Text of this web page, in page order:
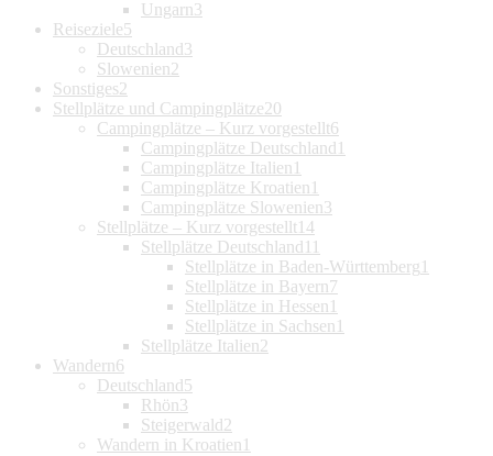
Ungarn3
Reiseziele5
Deutschland3
Slowenien2
Sonstiges2
Stellplätze und Campingplätze20
Campingplätze – Kurz vorgestellt6
Campingplätze Deutschland 1
Campingplätze Italien 1
Campingplätze Kroatien 1
Campingplätze Slowenien3
Stellplätze – Kurz vorgestellt 14
Stellplätze Deutschland 11
Stellplätze in Baden-Württemberg 1
Stellplätze in Bayern7
Stellplätze in Hessen 1
Stellplätze in Sachsen 1
Stellplätze Italien2
Wandern6
Deutschland5
Rhön3
Steigerwald2
Wandern in Kroatien 1